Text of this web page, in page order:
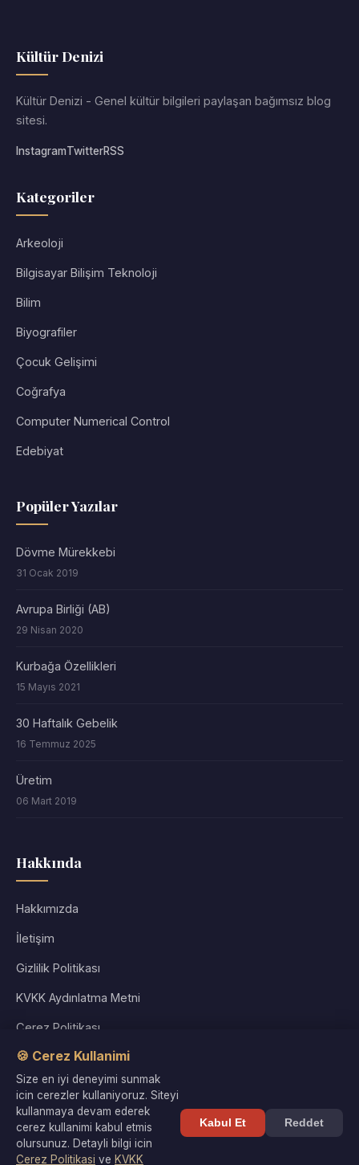
Kültür Denizi
Kültür Denizi - Genel kültür bilgileri paylaşan bağımsız blog
sitesi.
InstagramTwitterRSS
Kategoriler
Arkeoloji
Bilgisayar Bilişim Teknoloji
Bilim
Biyografiler
Çocuk Gelişimi
Coğrafya
Computer Numerical Control
Edebiyat
Popüler Yazılar
Dövme Mürekkebi
31 Ocak 2019
Avrupa Birliği (AB)
29 Nisan 2020
Kurbağa Özellikleri
15 Mayıs 2021
30 Haftalık Gebelik
16 Temmuz 2025
Üretim
06 Mart 2019
Hakkında
Hakkımızda
İletişim
Gizlilik Politikası
KVKK Aydınlatma Metni
Çerez Politikası
Kullanım Koşulları
Site Haritası
🍪 Cerez Kullanimi
Size en iyi deneyimi sunmak
icin cerezler kullaniyoruz. Siteyi
kullanmaya devam ederek
cerez kullanimi kabul etmis
olursunuz. Detayli bilgi icin
Cerez Politikasi ve KVKK
Kabul Et Reddet